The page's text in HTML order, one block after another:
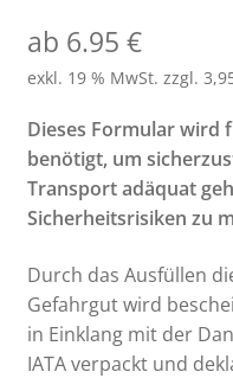
ab 6.95 €
exkl. 19 % MwSt. zzgl.
Dieses Formular wird
benötigt, um
Transport adäquat
Sicherheitsrisiken zu
Durch das Ausfüllen
Gefahrgut wird
in Einklang mit der
IATA verpackt und